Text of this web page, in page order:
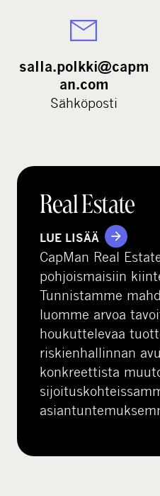
salla.polkki@capm
an.com
Sähköposti
Real Estate
LUE LISÄÄ
CapMan Real
pohjoismaisiin
Tunnistamme
luomme arvoa
houkuttelevaa
riskienhallinnan
konkreettista